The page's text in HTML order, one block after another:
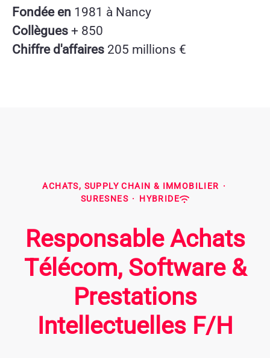
Fondée en 1981 à Nancy
Collègues + 850
Chiffre d'affaires 205 millions €
ACHATS, SUPPLY CHAIN & IMMOBILIER ·
SURESNES · HYBRIDE
Responsable Achats
Télécom, Software &
Prestations
Intellectuelles F/H